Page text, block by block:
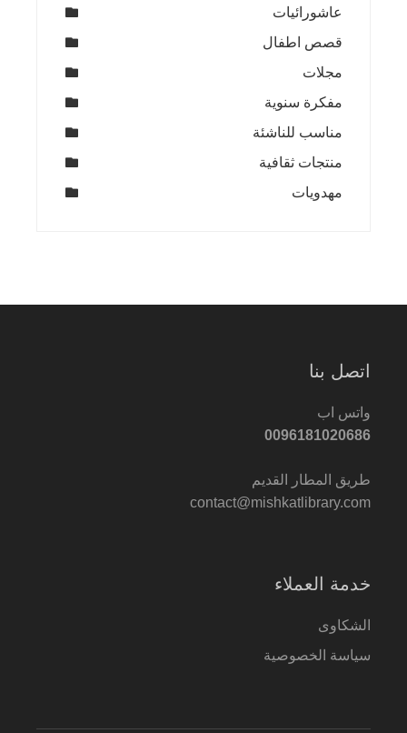
عاشورائيات
قصص اطفال
مجلات
مفكرة سنوية
مناسب للناشئة
منتجات ثقافية
مهدويات
اتصل بنا
واتس اب
0096181020686
طريق المطار القديم
contact@mishkatlibrary.com
خدمة العملاء
الشكاوى
سياسة الخصوصية